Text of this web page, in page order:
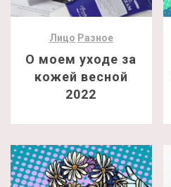
Лицо Разное
О моем уходе за
кожей весной
2022